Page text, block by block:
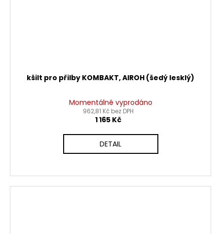
kšilt pro přilby KOMBAKT, AIROH (šedý lesklý)
Momentálně vyprodáno
962,81 Kč bez DPH
1 165 Kč
DETAIL